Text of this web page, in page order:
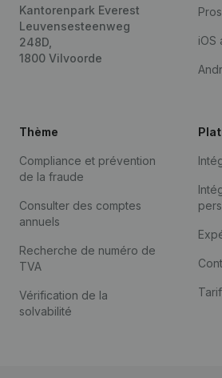
Kantorenpark Everest
Leuvensesteenweg
248D,
1800 Vilvoorde
iOS
Thème
Compliance et prévention
de la fraude
Consulter des comptes
annuels
Recherche de numéro de
TVA
Vérification de la
solvabilité